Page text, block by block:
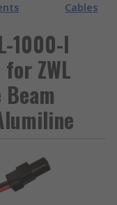
Cables
1000-I
ZWL